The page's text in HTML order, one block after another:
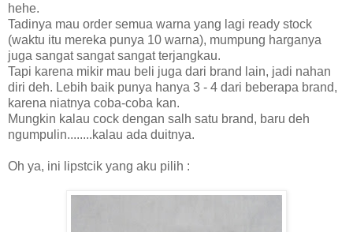
hehe.
Tadinya mau order semua warna yang lagi ready stock
(waktu itu mereka punya 10 warna), mumpung harganya
juga sangat sangat sangat terjangkau.
Tapi karena mikir mau beli juga dari brand lain, jadi nahan
diri deh. Lebih baik punya hanya 3 - 4 dari beberapa brand,
karena niatnya coba-coba kan.
Mungkin kalau cock dengan salh satu brand, baru deh
ngumpulin........kalau ada duitnya.
Oh ya, ini lipstcik yang aku pilih :